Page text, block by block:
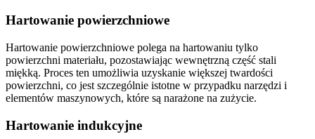
Hartowanie powierzchniowe
Hartowanie powierzchniowe polega na hartowaniu tylko
powierzchni materiału, pozostawiając wewnętrzną część stali
miękką. Proces ten umożliwia uzyskanie większej twardości
powierzchni, co jest szczególnie istotne w przypadku narzędzi i
elementów maszynowych, które są narażone na zużycie.
Hartowanie indukcyjne